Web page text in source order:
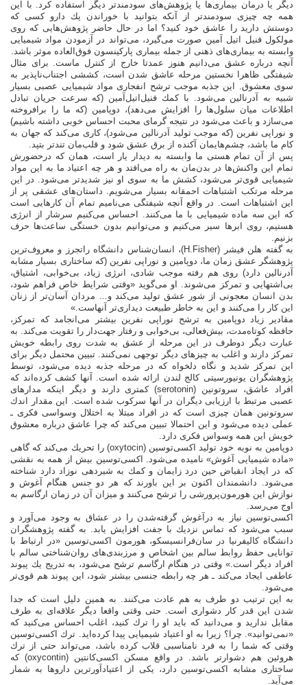
دیگر یا درمان بیماری‌ها یا پژوهش‌های سودمندتر دیگر استفاده كرد. با این
همه چه چیزی سودمندتر از آنكه بتوانید با خوراندن یك دارو كسی كه
دوستش دارید را عاشق خود كنید؟ اما در حال حاضر پژوهش‌هایی كه روی
مولكول فنیل اتیل آمین صورت می‌گیرد، می‌تواند در آزمودن مواد شیمیایی
وابسته به بیماری‌های ذهنی از جمله بیماری پاركینسون فوق‌العاده موثر باشد.
آنچه درباره عشق می‌دانیم هنوز عمدتا خارج از كنترل ماست. برای مثال
شیفتگی ظاهرا نخستین مرحله عاشق شدن است، كششی اجتناب‌ناپذیر به
سوی معشوق. این جذبه موجب ترشح انفجاری مواد شیمیایی عصبی بسیار
شبیه به آدرنالین می‌شود. با كمك فنیل‌اتیل‌آمین (كه سرعت جریان تبادل
اطلاعات میان سلول‌ها را افزایش می‌دهد)، دوپامین (كه ما را برافروخته
می‌سازد و باعث می‌شود در نتیجه گرمای محبت احساس خوبی داشته باشیم)
و نوراپی نفرین (كه موجب تولید آدرنالین می‌شود)، كاری می‌كند كه جهان به
كام ما باشد، چشم‌هایمان آكنده از برق عشق شود و قلب‌مان تندتر بتپد.
پس از آن تمام هستی ما وابسته به دیدار یار است، همان كه درحضورش
تمام این واكنش‌ها در بدن‌مان به راه می‌افتد و هر چه اعتیاد ما به این مواد
شیمیایی قوی‌تر می‌شود، كشش ما به سوی او نیز شدیدتر می‌شود. در این
مرحله مرتكب اشتباهات احمقانه بسیار می‌شویم. داستان‌های عشقی پر از
این اشتباهات است. در واقع آنچه شیفتگی می‌نامیم تمام آن كارهایی است
كه این سه ماده شیمیایی با ما می‌كنند. احساس می‌كنیم سرشار از انرژی
هستیم، روی ابرها سیر می‌كنیم و می‌توانیم بدون خستگی ساعت‌ها حرف
بزنیم.
به گفته هلن فیشر (H.Fisher)، انسان‌شناس دانشگاه راتجرز و معروف‌ترین
پژوهشگر عشق زمان ما، دوپامین و نوراپی نفرین (كه ساختاری بسیار مشابه
‌آدرنالین دارد) روی هم رفته موجب شادی، انرژی زیاد،‌ بی‌خوابی، اشتیاق،
بی‌اشتهایی و تمركز می‌شوند. او می‌گوید «وقتی شرایط خاص فراهم شود،
بدن انسان معجونی از شور عشق تولید می‌كند و… مردان آسان‌تر از زنان
این كار را می‌كنند و این به خاطر طبیعت دیداری‌تر آنهاست.»
مقادیر زیاد دوپامین به ترشح نوراپی نفرین بیشتر می‌انجامد كه تمركز،
حافظه كوتاه‌مدت، بیش‌فعالی، بی‌خوابی و رفتار جهت‌دار را تقویت می‌كند. به
عبارت دیگر دوطرف در این مرحله از عشق به شدت روی رابطه خویش
تمركز دارند و اغلب به چیزهای دیگر توجهی نمی‌كنند. تبیین محتمل دیگر برای
این تمركز شدید و نگاه دلخواه كه در مرحله جذبه دیده می‌شود، توسط
پژوهشگران یونیورسیتی كالج لندن ارائه شده است. آنها كشف كرده‌اند كه
افراد عاشق، سروتونین (serotonin) كمتری دارند و دیگر اینكه مدارهای
عصبی مرتبط با ارزیابی دیگران در آنها سركوب شده است. این مقدار اندك
سروتونین همان چیزی است كه در افراد مبتلا به اختلال وسواسی فكری ـ
عملی دیده می‌شود و این احتمالا تبیین می‌كند كه چرا عاشق درباره معشوق
خویش این همه وسواس فكری دارد.
دوپامین به نوبه خود تولید اكسی‌توسین (oxytocin) را تحریك می‌كند كه گاهی
«ماده شیمیایی آغوش» نامیده می‌شود. اكسی‌توسین بیش از همه به نقشی
كه در ایجاد انقباض حین درد زایمان و كمك به شیردهی نوزاد دارد شناخته
می‌شود. دانشمندان اكنون بر این باورند كه هر دو جنس هنگام آغوش و
نوازش این هورمون‌پرورشی را ترشح می‌كنند و میزان آن در زمان ارگاسم به
اوج می‌رسد.
اكسی‌توسین نیاز به درآغوش گرفته‌شدن را در عشاق به وجود می‌آورد و
سبب می‌شود كه تماس نزدیك با جفت افزایش یابد. به گفته پژوهشگران
دانشگاه كالیفرنیا در سان‌فرانسیسكو، هورمون اكسی‌توسین «در ارتباط با
توانایی حفظ روابط سالم بین اشخاص و مرزبندی‌های روان‌شناختی سالم با
افراد دیگر است.» وقتی در هنگام ارگاسم ترشح می‌شود، به تدریج یك پیوند
عاطفی ایجاد می‌كند ـ هر چه رابطه جنسی بیشتر شود، این پیوند هم قوی‌تر
می‌شود.
به این ترتیب دو طرف به هم عادت می‌كنند. به همین دلیل است كه جدا
شدن این قدر كار دشواری است. حتی وقتی واقعا دیگر علاقه‌ای به طرف
مقابل ندارید و می‌دانید كه باید او را ترك كنید، اغلب احساس می‌كنید كه
«نمی‌توانید». چرا؟ زیرا به او اعتیاد شیمیایی پیدا كرده‌اید. ترك اكسی‌توسین
وقتی كه شما را به فرد نامناسبی قلاب كرده باشد،‌ می‌تواند حتی از ترك
هروئین هم دشوارتر باشد. در واقع مسكن اكسی‌كانتین (oxycontin) كه
ساختاری مشابه اكسی‌توسین دارد، یكی از اعتیادآورترین داروها به شمار
می‌آید.